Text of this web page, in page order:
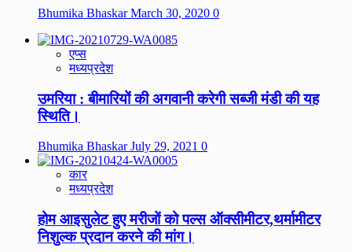
Bhumika BhaskarMarch 30, 2020 0
एप्स
मध्यप्रदेश
उमरिया : बीमारियों की अगवानी करेगी सब्जी मंडी की यह
स्थिति।
Bhumika BhaskarJuly 29, 2021 0
कार
मध्यप्रदेश
होम आइसुलेट हुए मरीजों को पल्स ऑक्सीमीटर,थर्मामीटर
निशुल्क प्रदान करने की मांग।